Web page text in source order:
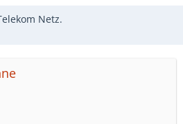
Netz.